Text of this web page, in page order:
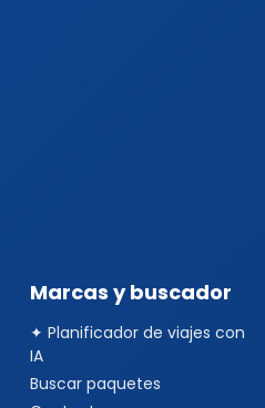
Marcas y buscador
✦ Planificador de viajes con
IA
Buscar paquetes